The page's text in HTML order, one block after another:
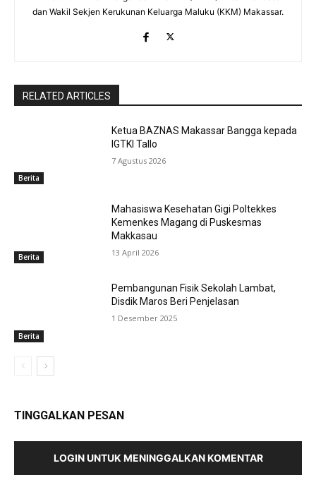
dan Wakil Sekjen Kerukunan Keluarga Maluku (KKM) Makassar.
RELATED ARTICLES
Berita
Ketua BAZNAS Makassar Bangga kepada
IGTKI Tallo
7 Agustus 2026
Berita
Mahasiswa Kesehatan Gigi Poltekkes
Kemenkes Magang di Puskesmas
Makkasau
13 April 2026
Berita
Pembangunan Fisik Sekolah Lambat,
Disdik Maros Beri Penjelasan
1 Desember 2025
TINGGALKAN PESAN
LOGIN UNTUK MENINGGALKAN KOMENTAR